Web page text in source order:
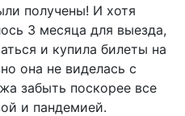
получены! И хотя
3 месяца для выезда,
и купила билеты на
она не виделась с
забыть поскорее все
и пандемией.